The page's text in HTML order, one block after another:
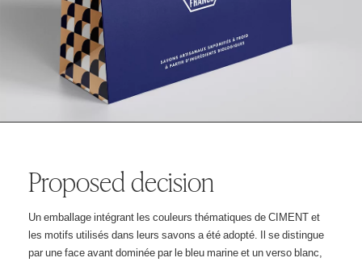
Proposed decision
Un emballage intégrant les couleurs thématiques de CIMENT et
les motifs utilisés dans leurs savons a été adopté. Il se distingue
par une face avant dominée par le bleu marine et un verso blanc,